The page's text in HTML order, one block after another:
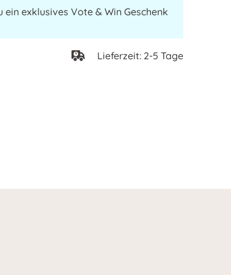
exklusives Vote & Win Geschenk
Lieferzeit: 2-5 Tage